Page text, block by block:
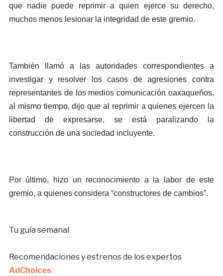
que nadie puede reprimir a quien ejerce su derecho,
muchos menos lesionar la integridad de este gremio.
También llamó a las autoridades correspondientes a
investigar y resolver los casos de agresiones contra
representantes de los medios comunicación oaxaqueños,
al mismo tiempo, dijo que al reprimir a quienes ejercen la
libertad de expresarse, se está paralizando la
construcción de una sociedad incluyente.
Por último, hizo un reconocimiento a la labor de este
gremio, a quienes considera “constructores de cambios”.
Tu guía semanal
Recomendaciones y estrenos de los expertos
AdChoices